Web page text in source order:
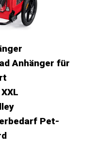
Anhänger für
Pet-